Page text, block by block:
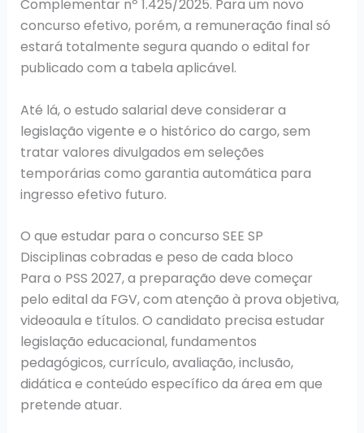
Complementar nº 1.425/2025. Para um novo
concurso efetivo, porém, a remuneração final só
estará totalmente segura quando o edital for
publicado com a tabela aplicável.
Até lá, o estudo salarial deve considerar a
legislação vigente e o histórico do cargo, sem
tratar valores divulgados em seleções
temporárias como garantia automática para
ingresso efetivo futuro.
O que estudar para o concurso SEE SP
Disciplinas cobradas e peso de cada bloco
Para o PSS 2027, a preparação deve começar
pelo edital da FGV, com atenção à prova objetiva,
videoaula e títulos. O candidato precisa estudar
legislação educacional, fundamentos
pedagógicos, currículo, avaliação, inclusão,
didática e conteúdo específico da área em que
pretende atuar.